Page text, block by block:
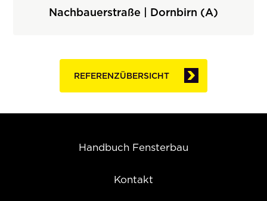
Nachbauerstraße | Dornbirn (A)
REFERENZÜBERSICHT
Handbuch Fensterbau
Kontakt